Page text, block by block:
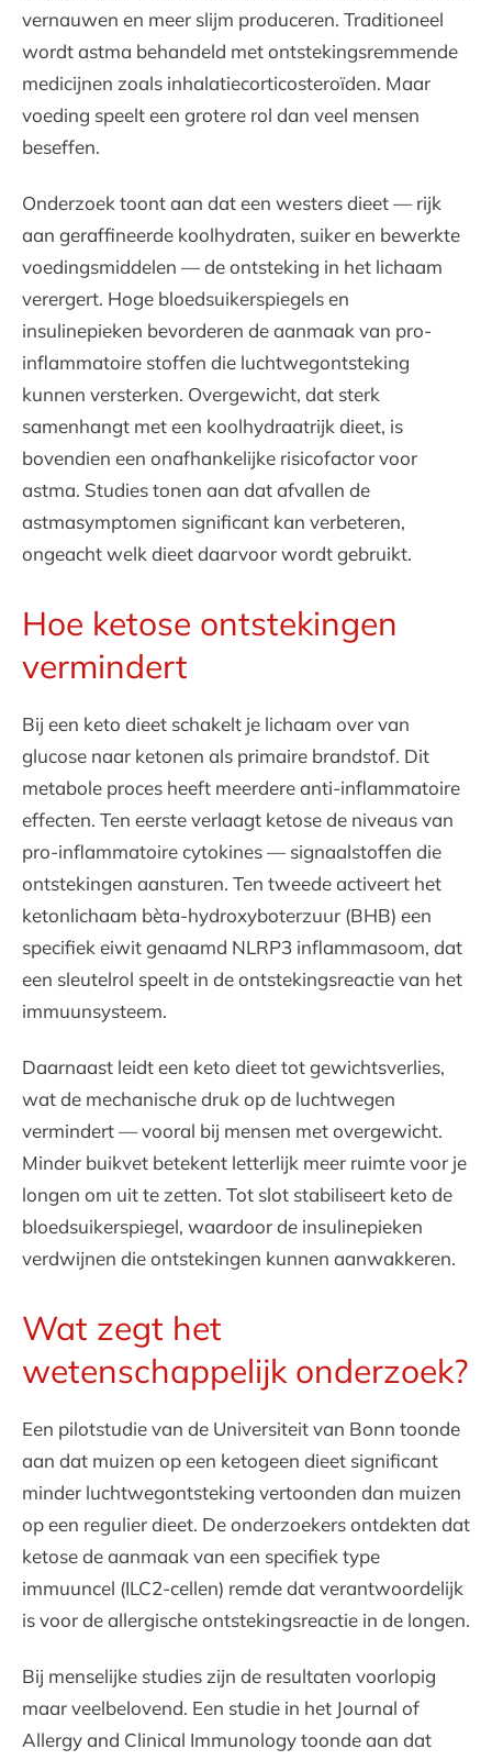
vernauwen en meer slijm produceren. Traditioneel
wordt astma behandeld met ontstekingsremmende
medicijnen zoals inhalatiecorticosteroïden. Maar
voeding speelt een grotere rol dan veel mensen
beseffen.
Onderzoek toont aan dat een westers dieet — rijk
aan geraffineerde koolhydraten, suiker en bewerkte
voedingsmiddelen — de ontsteking in het lichaam
verergert. Hoge bloedsuikerspiegels en
insulinepieken bevorderen de aanmaak van pro-
inflammatoire stoffen die luchtwegontsteking
kunnen versterken. Overgewicht, dat sterk
samenhangt met een koolhydraatrijk dieet, is
bovendien een onafhankelijke risicofactor voor
astma. Studies tonen aan dat afvallen de
astmasymptomen significant kan verbeteren,
ongeacht welk dieet daarvoor wordt gebruikt.
Hoe ketose ontstekingen
vermindert
Bij een keto dieet schakelt je lichaam over van
glucose naar ketonen als primaire brandstof. Dit
metabole proces heeft meerdere anti-inflammatoire
effecten. Ten eerste verlaagt ketose de niveaus van
pro-inflammatoire cytokines — signaalstoffen die
ontstekingen aansturen. Ten tweede activeert het
ketonlichaam bèta-hydroxyboterzuur (BHB) een
specifiek eiwit genaamd NLRP3 inflammasoom, dat
een sleutelrol speelt in de ontstekingsreactie van het
immuunsysteem.
Daarnaast leidt een keto dieet tot gewichtsverlies,
wat de mechanische druk op de luchtwegen
vermindert — vooral bij mensen met overgewicht.
Minder buikvet betekent letterlijk meer ruimte voor je
longen om uit te zetten. Tot slot stabiliseert keto de
bloedsuikerspiegel, waardoor de insulinepieken
verdwijnen die ontstekingen kunnen aanwakkeren.
Wat zegt het
wetenschappelijk onderzoek?
Een pilotstudie van de Universiteit van Bonn toonde
aan dat muizen op een ketogeen dieet significant
minder luchtwegontsteking vertoonden dan muizen
op een regulier dieet. De onderzoekers ontdekten dat
ketose de aanmaak van een specifiek type
immuuncel (ILC2-cellen) remde dat verantwoordelijk
is voor de allergische ontstekingsreactie in de longen.
Bij menselijke studies zijn de resultaten voorlopig
maar veelbelovend. Een studie in het Journal of
Allergy and Clinical Immunology toonde aan dat